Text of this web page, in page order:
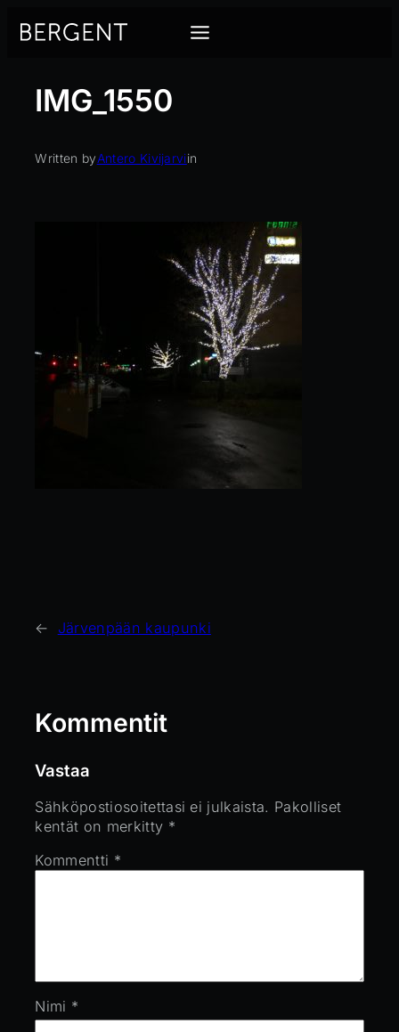
sisältöön
IMG_1550
Written byAntero Kivijarviin
← Järvenpään kaupunki
Kommentit
Vastaa
Sähköpostiosoitettasi ei julkaista. Pakolliset
kentät on merkitty *
Kommentti *
Nimi *